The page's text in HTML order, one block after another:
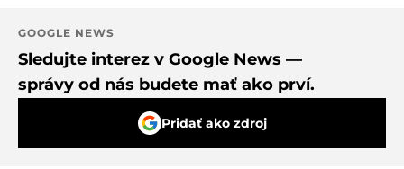
GOOGLE NEWS
Sledujte interez v Google News —
správy od nás budete mať ako prví.
Pridať ako zdroj